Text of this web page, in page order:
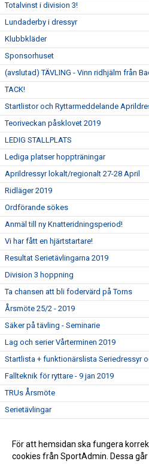
Totalvinst i division 3!
Lundaderby i dressyr
Klubbkläder
Sponsorhuset
(avslutad) TÄVLING - Vinn ridhjälm från
TACK!
Startlistor och Ryttarmeddelande
Teoriveckan påsklovet 2019
LEDIG STALLPLATS
Lediga platser hoppträningar
Aprildressyr lokalt/regionalt 27-28 April
Ridläger 2019
Ordförande sökes
Anmäl till ny Knatteridningsperiod!
Vi har fått en hjärtstartare!
Resultat Serietävlingarna 2019
Division 3 hoppning
Ta chansen att bli fodervärd på Torns
Årsmöte 25/2 - 2019
Säker på tävling - Seminarie
Lag och serier Vårterminen 2019
Startlista + funktionärslista Seriedressyr
Fallteknik för ryttare - 9 jan 2019
TRUs Årsmöte
Serietävlingar
Ledig stallplats i ponnystallet
Klubbmästerskap och Minimästerskap
För att hemsidan ska fungera
cookies från SportAdmin. Dessa